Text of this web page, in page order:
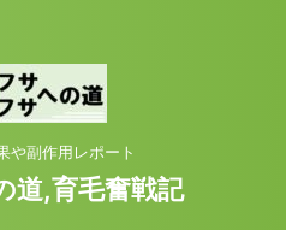
や副作用レポート
道,育毛奮戦記